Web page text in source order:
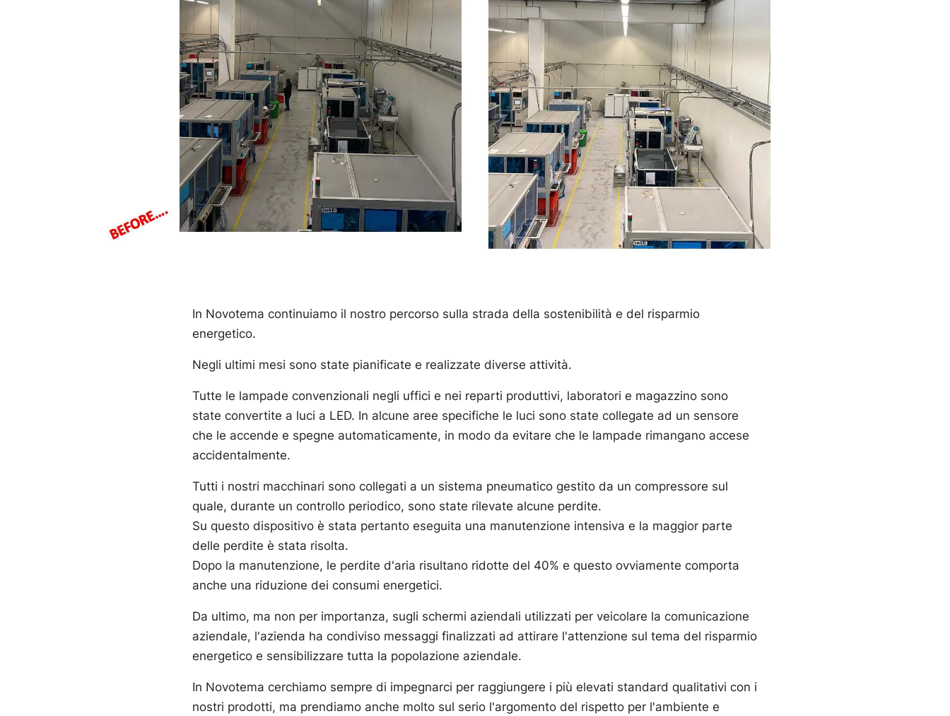
In Novotema continuiamo il nostro percorso sulla strada della sostenibilità e del risparmio
energetico.
Negli ultimi mesi sono state pianificate e realizzate diverse attività.
Tutte le lampade convenzionali negli uffici e nei reparti produttivi, laboratori e magazzino sono
state convertite a luci a LED. In alcune aree specifiche le luci sono state collegate ad un sensore
che le accende e spegne automaticamente, in modo da evitare che le lampade rimangano accese
accidentalmente.
Tutti i nostri macchinari sono collegati a un sistema pneumatico gestito da un compressore sul
quale, durante un controllo periodico, sono state rilevate alcune perdite.
Su questo dispositivo è stata pertanto eseguita una manutenzione intensiva e la maggior parte
delle perdite è stata risolta.
Dopo la manutenzione, le perdite d'aria risultano ridotte del 40% e questo ovviamente comporta
anche una riduzione dei consumi energetici.
Da ultimo, ma non per importanza, sugli schermi aziendali utilizzati per veicolare la comunicazione
aziendale, l'azienda ha condiviso messaggi finalizzati ad attirare l'attenzione sul tema del risparmio
energetico e sensibilizzare tutta la popolazione aziendale.
In Novotema cerchiamo sempre di impegnarci per raggiungere i più elevati standard qualitativi con i
nostri prodotti, ma prendiamo anche molto sul serio l'argomento del rispetto per l'ambiente e